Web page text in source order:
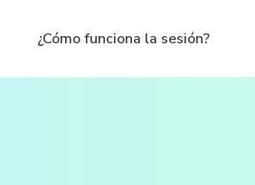
¿Cómo funciona la sesión?